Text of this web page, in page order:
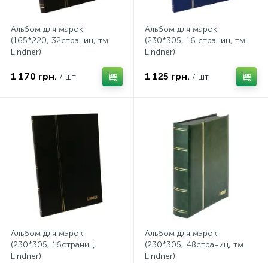
Альбом для марок
(165*220, 32страниц, тм
Lindner)
1 170 грн. / шт
Альбом для марок
(230*305, 16 страниц, тм
Lindner)
1 125 грн. / шт
Альбом для марок
(230*305, 16страниц,
Lindner)
Альбом для марок
(230*305, 48страниц, тм
Lindner)